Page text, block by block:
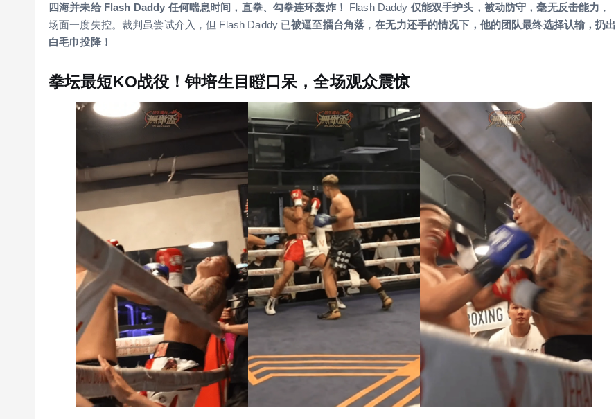
四海并未给 Flash Daddy 任何喘息时间，直拳、勾拳连环轰炸！ Flash Daddy 仅能双手护头，被动防守，毫无反击能力 ，
场面一度失控。裁判虽尝试介入，但 Flash Daddy 已被逼至擂台角落 ，在无力还手的情况下，他的团队最终选择认输，扔出
白毛巾投降！
拳坛最短KO战役！钟培生目瞪口呆，全场观众震惊